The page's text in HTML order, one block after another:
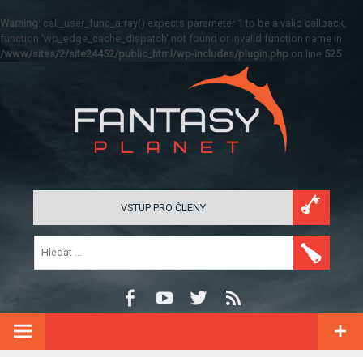
Warning: call_user_func_array() expects parameter 1 to be a valid callback,
function 'wp_edge_cache_dispatch' not found or invalid function name in
/www/sites/2/site24452/public_html/wp-includes/plugin.php on line 525
VSTUP PRO ČLENY